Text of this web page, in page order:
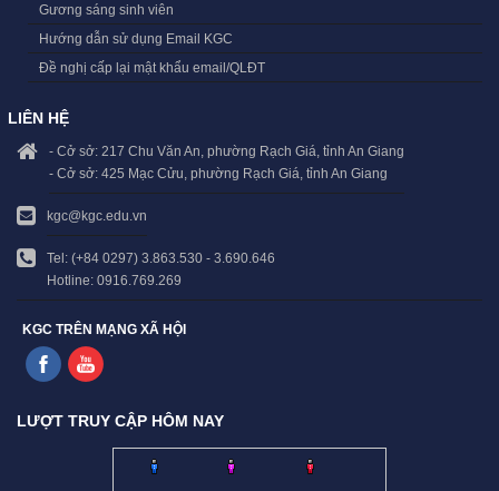
Gương sáng sinh viên
Hướng dẫn sử dụng Email KGC
Đề nghị cấp lại mật khẩu email/QLĐT
LIÊN HỆ
- Cở sở: 217 Chu Văn An, phường Rạch Giá, tỉnh An Giang
- Cở sở: 425 Mạc Cửu, phường Rạch Giá, tỉnh An Giang
kgc@kgc.edu.vn
Tel: (+84 0297) 3.863.530 - 3.690.646
Hotline: 0916.769.269
KGC TRÊN MẠNG XÃ HỘI
LƯỢT TRUY CẬP HÔM NAY